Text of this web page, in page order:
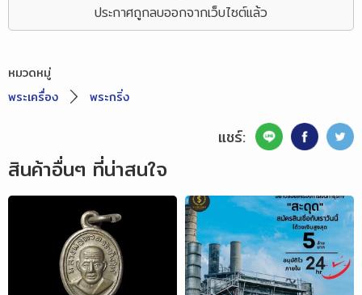
ประกาศถูกลบออกจากเว็บไซต์แล้ว
หมวดหมู่
พระเครื่อง
พระกริ่ง
แชร์:
สินค้าอื่นๆ ที่น่าสนใจ